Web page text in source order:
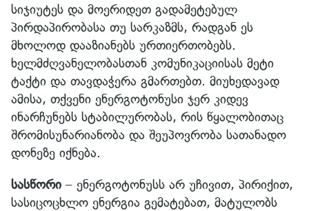
სიჯიუტეს და მოერიდეთ გადამეტებულ
პირდაპირობასა თუ სარკაზმს, რადგან ეს
მხოლოდ დააზიანებს ურთიერთობებს.
ხელმძღვანელობასთან კომუნიკაციისას მეტი
ტაქტი და თავდაჭერა გმართებთ. მიუხედავად
ამისა, თქვენი ენერგოტონუსი ჯერ კიდევ
ინარჩუნებს სტაბილურობას, რის წყალობითაც
შრომისუნარიანობა და შეუპოვრობა სათანადო
დონეზე იქნება.
სასწორი – ენერგოტონუსს არ უჩივით, პირიქით,
სასიცოცხლო ენერგია გემატებათ, მატულობს